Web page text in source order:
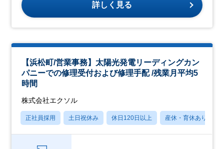
詳しく見る
【浜松町/営業事務】太陽光発電リーディングカン
パニーでの修理受付および修理手配 /残業月平均5
時間
株式会社エクソル
正社員採用 土日祝休み 休日120日以上 産休・育休あり